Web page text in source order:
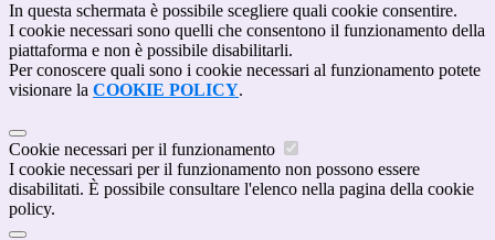
In questa schermata è possibile scegliere quali cookie consentire.
I cookie necessari sono quelli che consentono il funzionamento della
piattaforma e non è possibile disabilitarli.
Per conoscere quali sono i cookie necessari al funzionamento potete
visionare la COOKIE POLICY.
Cookie necessari per il funzionamento
I cookie necessari per il funzionamento non possono essere
disabilitati. È possibile consultare l'elenco nella pagina della cookie
policy.